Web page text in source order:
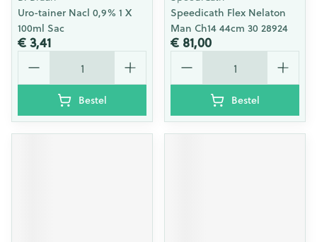
Uro-tainer Nacl 0,9% 1 X
100ml Sac
€ 3,41
Aantal
Bestel
Speedicath Flex Nelaton
Man Ch14 44cm 30 28924
€ 81,00
Aantal
Bestel